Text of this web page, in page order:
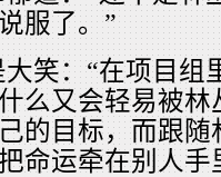
服了。”
笑：“在项目组
么又会轻易被
的目标，而跟
命运牵在别人